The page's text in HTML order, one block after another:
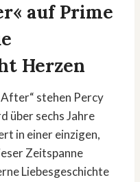
auf Prime
Herzen
stehen Percy
über sechs Jahre
in einer einzigen,
Zeitspanne
Liebesgeschichte